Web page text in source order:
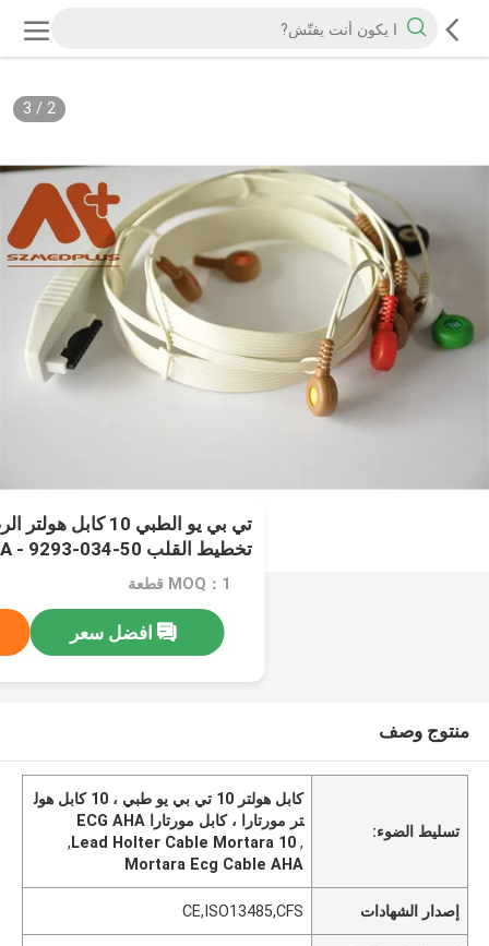
2
/
3
تي بي يو الطبي 10
تخطيط القلب AHA - 9293-034-50
MOQ：1 قطعة
افضل سعر
منتوج وصف
تسليط الضوء:
كابل هولتر 10 تي بي يو طبي ، 10 كابل هول
تر مورتارا ، كابل مورتارا ECG AHA
,
10 Lead Holter Cable Mortara
,
Mortara Ecg Cable AHA
إصدار الشهادات CE,ISO13485,CFS